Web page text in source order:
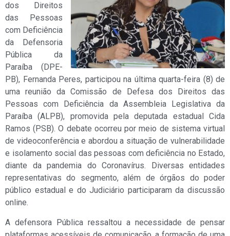
dos Direitos
das Pessoas
com Deficiência
da Defensoria
Pública da
Paraíba (DPE-
PB), Fernanda Peres, participou na última quarta-feira (8) de
uma reunião da Comissão de Defesa dos Direitos das
Pessoas com Deficiência da Assembleia Legislativa da
Paraíba (ALPB), promovida pela deputada estadual Cida
Ramos (PSB). O debate ocorreu por meio de sistema virtual
de videoconferência e abordou a situação de vulnerabilidade
e isolamento social das pessoas com deficiência no Estado,
diante da pandemia do Coronavírus. Diversas entidades
representativas do segmento, além de órgãos do poder
público estadual e do Judiciário participaram da discussão
online.
A defensora Pública ressaltou a necessidade de pensar